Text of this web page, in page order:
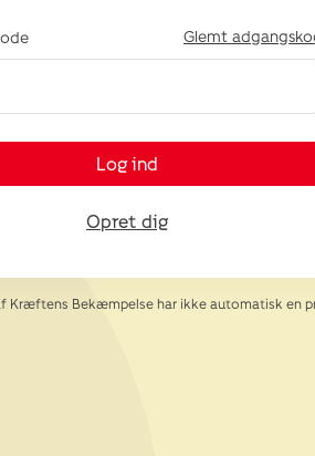
Glemt
Log ind
Opret dig
Kræftens Bekæmpelse har ikke automatisk en